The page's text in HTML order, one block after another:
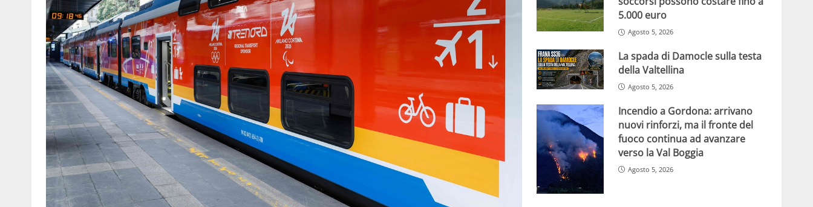
5.000 euro
Agosto 5, 2026
La spada di Damocle sulla testa
della Valtellina
Agosto 5, 2026
Incendio a Gordona: arrivano
nuovi rinforzi, ma il fronte del
fuoco continua ad avanzare
verso la Val Boggia
Agosto 5, 2026